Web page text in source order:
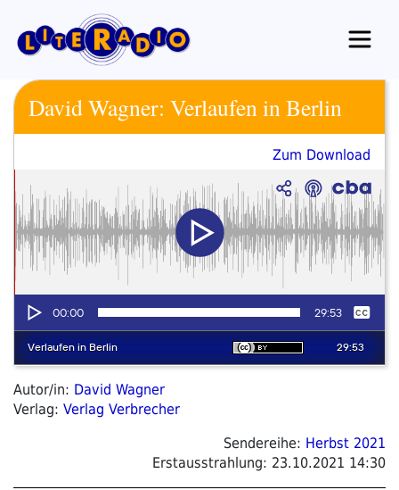
Inhalt
springen
David Wagner: Verlaufen in Berlin
Zum Download
Autor/in: David Wagner
Verlag: Verlag Verbrecher
Sendereihe: Herbst 2021
Erstausstrahlung: 23.10.2021 14:30